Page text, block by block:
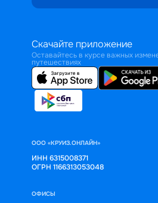
Скачайте приложение
Оставайтесь в курсе важных
путешествиях
ООО «КРУИЗ.ОНЛАЙН»
ИНН 6315008371
ОГРН 1166313053048
ОФИСЫ